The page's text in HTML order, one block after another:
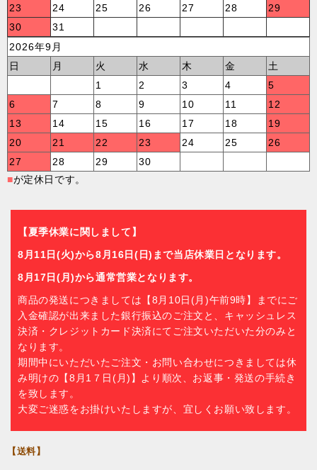
23
24 25 26 27 28
29
30
31
2026年9月
日
月 火 水 木 金
土
1
2 3 4
5
6
7 8 9 10 11
12
13
14 15 16 17 18
19
20
21 22 23 24 25
26
27
28 29
30
■が定休日です。
【夏季休業に関しまして】
8月11日(火)から8月16日(日)まで当店休業日となります。
8月17日(月)から通常営業となります。
商品の発送につきましては【8月10日(月)午前9時】までにご
入金確認が出来ました銀行振込のご注文と、キャッシュレス
決済・クレジットカード決済にてご注文いただいた分のみと
なります。
期間中にいただいたご注文・お問い合わせにつきましては休
み明けの【8月1７日(月)】より順次、お返事・発送の手続き
を致します。
大変ご迷惑をお掛けいたしますが、宜しくお願い致します。
【送料】